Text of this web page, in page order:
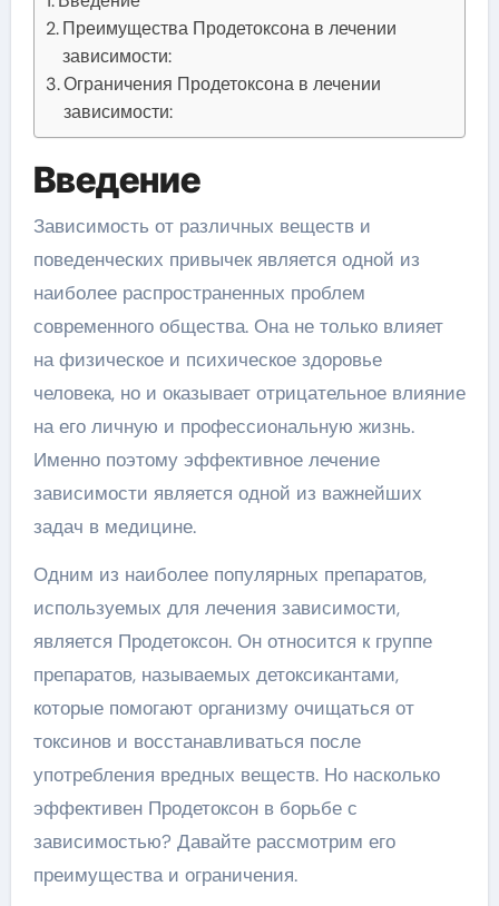
Преимущества Продетоксона в лечении
зависимости:
Ограничения Продетоксона в лечении
зависимости:
Введение
Зависимость от различных веществ и
поведенческих привычек является одной из
наиболее распространенных проблем
современного общества. Она не только влияет
на физическое и психическое здоровье
человека, но и оказывает отрицательное влияние
на его личную и профессиональную жизнь.
Именно поэтому эффективное лечение
зависимости является одной из важнейших
задач в медицине.
Одним из наиболее популярных препаратов,
используемых для лечения зависимости,
является Продетоксон. Он относится к группе
препаратов, называемых детоксикантами,
которые помогают организму очищаться от
токсинов и восстанавливаться после
употребления вредных веществ. Но насколько
эффективен Продетоксон в борьбе с
зависимостью? Давайте рассмотрим его
преимущества и ограничения.